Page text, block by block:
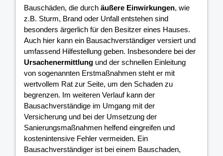
Bauschäden, die durch äußere Einwirkungen, wie
z.B. Sturm, Brand oder Unfall entstehen sind
besonders ärgerlich für den Besitzer eines Hauses.
Auch hier kann ein Bausachverständiger versiert und
umfassend Hilfestellung geben. Insbesondere bei der
Ursachenermittlung und der schnellen Einleitung
von sogenannten Erstmaßnahmen steht er mit
wertvollem Rat zur Seite, um den Schaden zu
begrenzen. Im weiteren Verlauf kann der
Bausachverständige im Umgang mit der
Versicherung und bei der Umsetzung der
Sanierungsmaßnahmen helfend eingreifen und
kostenintensive Fehler vermeiden. Ein
Bausachverständiger ist bei einem Bauschaden,